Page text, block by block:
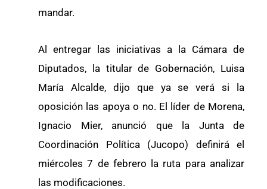
mandar.
Al entregar las iniciativas a la Cámara de
Diputados, la titular de Gobernación, Luisa
María Alcalde, dijo que ya se verá si la
oposición las apoya o no. El líder de Morena,
Ignacio Mier, anunció que la Junta de
Coordinación Política (Jucopo) definirá el
miércoles 7 de febrero la ruta para analizar
las modificaciones.